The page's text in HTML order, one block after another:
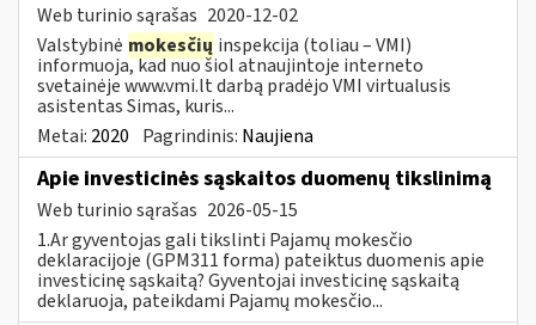
Web turinio sąrašas 2020-12-02
Valstybinė mokesčių inspekcija (toliau – VMI)
informuoja, kad nuo šiol atnaujintoje interneto
svetainėje www.vmi.lt darbą pradėjo VMI virtualusis
asistentas Simas, kuris...
Metai: 2020 Pagrindinis: Naujiena
Apie investicinės sąskaitos duomenų tikslinimą
Web turinio sąrašas 2026-05-15
1.Ar gyventojas gali tikslinti Pajamų mokesčio
deklaracijoje (GPM311 forma) pateiktus duomenis apie
investicinę sąskaitą? Gyventojai investicinę sąskaitą
deklaruoja, pateikdami Pajamų mokesčio...